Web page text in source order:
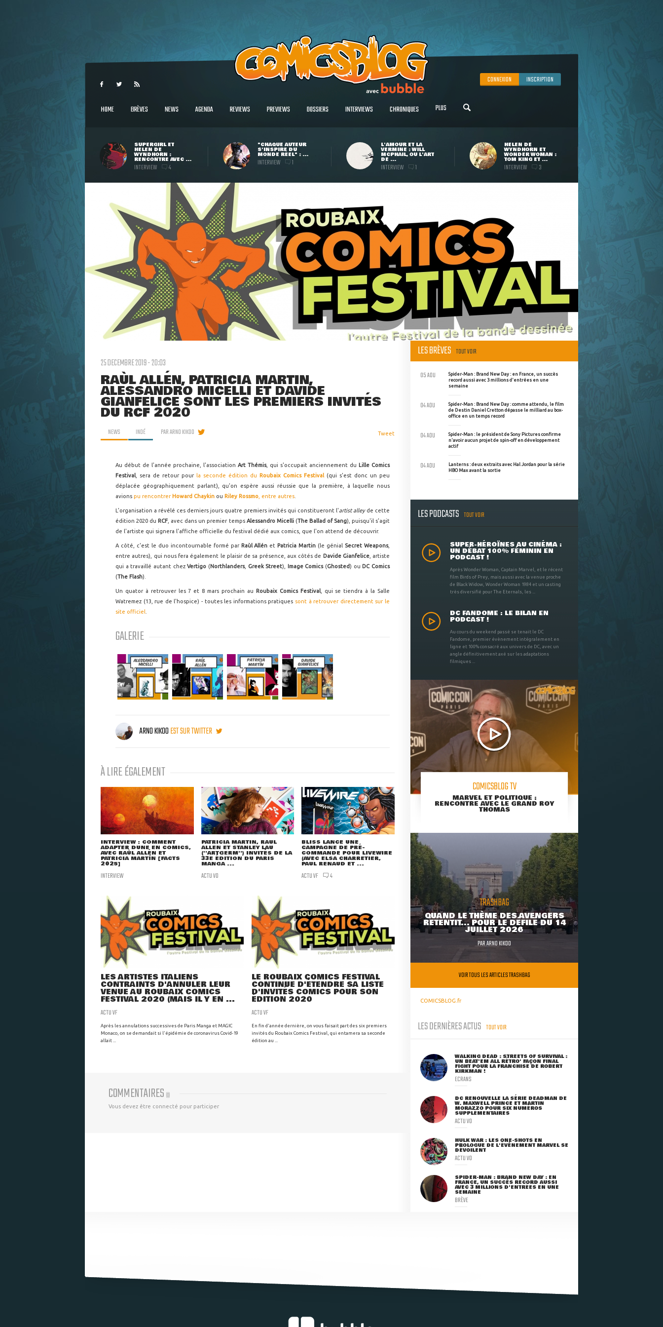
CONNEXION INSCRIPTION
HOME BRÈVES NEWS AGENDA REVIEWS PREVIEWS DOSSIERS INTERVIEWS CHRONIQUES PLUS
SUPERGIRL ET
HELEN DE
WYNDHORN :
RENCONTRE AVEC ...
INTERVIEW 4
"CHAQUE AUTEUR
S'INSPIRE DU
MONDE RÉEL" : ...
INTERVIEW 1
L'AMOUR ET LA
VERMINE : WILL
MCPHAIL, OU L'ART
DE ...
INTERVIEW 1
HELEN DE
WYNDHORN ET
WONDER WOMAN :
TOM KING ET ...
INTERVIEW 3
25 DECEMBRE 2019 - 20:03
RAÙL ALLÉN, PATRICIA MARTIN,
ALESSANDRO MICELLI ET DAVIDE
GIANFELICE SONT LES PREMIERS INVITÉS
DU RCF 2020
NEWS INDÉ PARARNO KIKOO Tweet
Au début de l'année prochaine, l'association Art Thémis, qui s'occupait anciennement du Lille Comics
Festival , sera de retour pour la seconde édition du Roubaix Comics Festival (qui s'est donc un peu
déplacée géographiquement parlant), qu'on espère aussi réussie que la première, à laquelle nous
avions pu rencontrer Howard Chaykin ou Riley Rossmo , entre autres
L'organisation a révélé ces derniers jours quatre premiers invités qui constitueront l'artist alley de cette
édition 2020 du RCF , avec dans un premier temps Alessandro Micelli (The Ballad of Sang), puisqu'il s'agit
de l'artiste qui signera l'affiche officielle du festival dédié aux comics, que l'on attend de découvrir.
A côté, c'est le duo incontournable formé par Raùl Allén et Patricia Martin (le génial Secret Weapons,
entre autres), qui nous fera également le plaisir de sa présence, aux côtés de Davide Gianfelice, artiste
qui a travaillé autant chezVertigo (Northlanders, Greek Street), Image Comics (Ghosted) ou DC Comics
(The Flash).
Un quator à retrouver les 7 et 8 mars prochain au Roubaix Comics Festival, qui se tiendra à la Salle
Watremez (13, rue de l'hospice) - toutes les informations pratiques sont à retrouver directement sur le
site officiel
GALERIE
ARNO KIKOOEST SUR TWITTER
À LIRE ÉGALEMENT
INTERVIEW : COMMENT
ADAPTER DUNE EN COMICS,
AVEC RAÙL ALLÉN ET
PATRICIA MARTÍN [FACTS
2025]
INTERVIEW
PATRICIA MARTIN, RAUL
ALLEN ET STANLEY LAU
(''ARTGERM'') INVITÉS DE LA
33E ÉDITION DU PARIS
MANGA ...
ACTU VO
BLISS LANCE UNE
CAMPAGNE DE PRÉ-
COMMANDE POUR LIVEWIRE
(AVEC ELSA CHARRETIER,
PAUL RENAUD ET ...
ACTU VF 4
LES ARTISTES ITALIENS
CONTRAINTS D'ANNULER LEUR
VENUE AU ROUBAIX COMICS
FESTIVAL 2020 (MAIS IL Y EN ...
ACTU VF
Après les annulations successives de Paris Manga et MAGIC
Monaco, on se demandait si l'épidémie de coronavirus Covid-19
allait ...
LE ROUBAIX COMICS FESTIVAL
CONTINUE D'ÉTENDRE SA LISTE
D'INVITÉS COMICS POUR SON
ÉDITION 2020
ACTU VF
En fin d'année dernière, on vous faisait part des six premiers
invités du Roubaix Comics Festival, qui entamera sa seconde
édition au ...
COMMENTAIRES (0)
Vous devez être connecté pour participer
LES BRÈVES TOUT VOIR
Spider-Man : Brand New Day : en France, un succès
record aussi avec 3 millions d'entrées en une
semaine
05 AOU
Spider-Man : Brand New Day : comme attendu, le film
de Destin Daniel Cretton dépasse le milliard au box-
office en un temps record
04 AOU
Spider-Man : le président de Sony Pictures confirme
n'avoir aucun projet de spin-off en développement
actif
04 AOU
Lanterns : deux extraits avec Hal Jordan pour la série
HBO Max avant la sortie
04 AOU
LES PODCASTS TOUT VOIR
SUPER-HÉROÏNES AU CINÉMA :
UN DÉBAT 100% FÉMININ EN
PODCAST !
Après Wonder Woman, Captain Marvel, et le récent
film Birds of Prey, mais aussi avec la venue proche
de Black Widow, Wonder Woman 1984 et un casting
très diversifié pour The Eternals, les ...
DC FANDOME : LE BILAN EN
PODCAST !
Au cours du weekend passé se tenait le DC
Fandome, premier évènement intégralement en
ligne et 100% consacré aux univers de DC, avec un
angle définitivement axé sur les adaptations
filmiques ...
COMICSBLOG TV
MARVEL ET POLITIQUE :
RENCONTRE AVEC LE GRAND ROY
THOMAS
TRASHBAG
QUAND LE THÈME DES AVENGERS
RETENTIT... POUR LE DÉFILÉ DU 14
JUILLET 2026
PARARNO KIKOO
VOIR TOUS LES ARTICLES TRASHBAG
COMICSBLOG.fr
LES DERNIÈRES ACTUS TOUT VOIR
WALKING DEAD : STREETS OF SURVIVAL :
UN BEAT'EM ALL RÉTRO' FAÇON FINAL
FIGHT POUR LA FRANCHISE DE ROBERT
KIRKMAN !
ECRANS
DC RENOUVELLE LA SÉRIE DEADMAN DE
W. MAXWELL PRINCE ET MARTIN
MORAZZO POUR SIX NUMÉROS
SUPPLÉMENTAIRES
ACTU VO
HULK WAR : LES ONE-SHOTS EN
PROLOGUE DE L'ÉVÈNEMENT MARVEL SE
DÉVOILENT
ACTU VO
SPIDER-MAN : BRAND NEW DAY : EN
FRANCE, UN SUCCÈS RECORD AUSSI
AVEC 3 MILLIONS D'ENTRÉES EN UNE
SEMAINE
BRÈVE